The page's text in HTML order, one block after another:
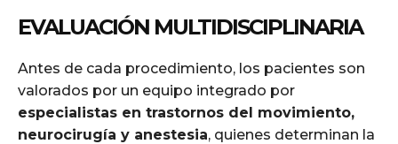
EVALUACIÓN MULTIDISCIPLINARIA
Antes de cada procedimiento, los pacientes son
valorados por un equipo integrado por
especialistas en trastornos del movimiento,
neurocirugía y anestesia, quienes determinan la